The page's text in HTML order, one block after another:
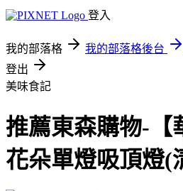
登入
我的部落格 我的部落格後台
登出
美味食記
推薦東森購物-【
花朵單燈吸頂燈(